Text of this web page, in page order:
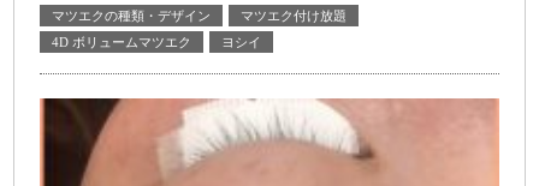
マツエクの種類・デザイン
マツエク付け放題
4D ボリュームマツエク
ヨシイ